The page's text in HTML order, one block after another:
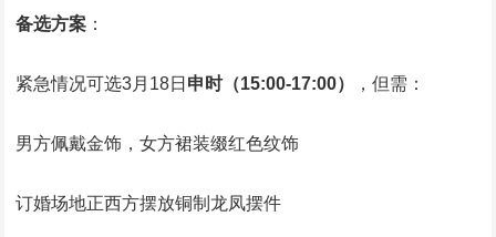
备选方案 ：
紧急情况可选3月18日 申时（15:00-17:00） ，但需：
男方佩戴金饰，女方裙装缀红色纹饰
订婚场地正西方摆放铜制龙凤摆件